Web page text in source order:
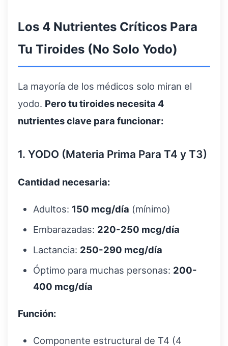
Los 4 Nutrientes Críticos Para
Tu Tiroides (No Solo Yodo)
La mayoría de los médicos solo miran el
yodo. Pero tu tiroides necesita 4
nutrientes clave para funcionar:
1. YODO (Materia Prima Para T4 y T3)
Cantidad necesaria:
Adultos: 150 mcg/día (mínimo)
Embarazadas: 220-250 mcg/día
Lactancia: 250-290 mcg/día
Óptimo para muchas personas: 200-
400 mcg/día
Función:
Componente estructural de T4 (4